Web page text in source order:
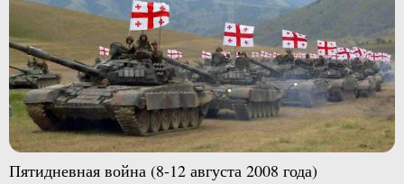
Пятидневная война (8-12 августа 2008 года)